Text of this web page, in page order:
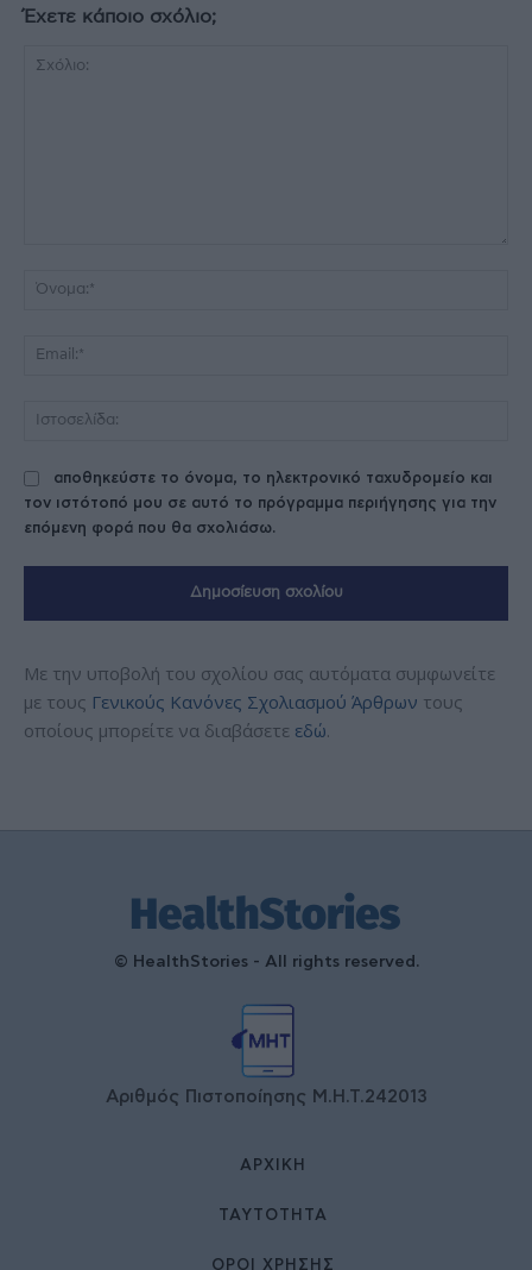
Έχετε κάποιο σχόλιο;
αποθηκεύστε το όνομα, το ηλεκτρονικό ταχυδρομείο και
τον ιστότοπό μου σε αυτό το πρόγραμμα περιήγησης για την
επόμενη φορά που θα σχολιάσω.
Με την υποβολή του σχολίου σας αυτόματα συμφωνείτε
με τους Γενικούς Κανόνες Σχολιασμού Άρθρων τους
οποίους μπορείτε να διαβάσετε εδώ.
© HealthStories - All rights reserved.
Αριθμός Πιστοποίησης Μ.Η.Τ.242013
ΑΡΧΙΚΉ
ΤΑΥΤΌΤΗΤΑ
ΌΡΟΙ ΧΡΉΣΗΣ